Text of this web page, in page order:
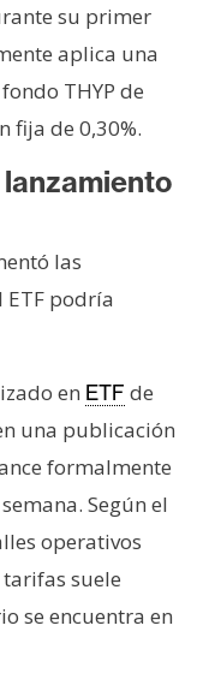
su primer
aplica una
THYP de
fija de 0,30%.
las
podría
en ETF de
una publicación
formalmente
Según el
operativos
suele
se encuentra en